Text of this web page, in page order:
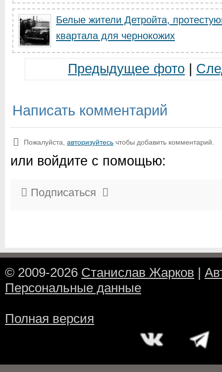
Белые жители Детройта,
квартала для чернокожих
Предыдущее фото
Написать комментарий
Пожалуйста, авторизуйтесь чтобы добавить комментарий.
или войдите с помощью:
Подписаться
© 2009-2026 Станислав Жарков |
Персональные данные
Полная версия